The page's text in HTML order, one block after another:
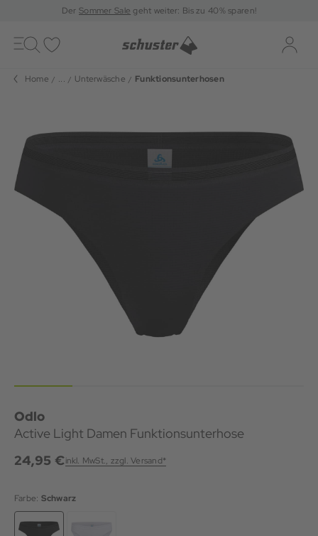
DerSommer Sale geht weiter: Bis zu 40% sparen!
Toggle
navigation
Home ... Unterwäsche Funktionsunterhosen
Odlo
Active Light Damen Funktionsunterhose
24,95 €inkl. MwSt., zzgl. Versand*
Farbe: Schwarz